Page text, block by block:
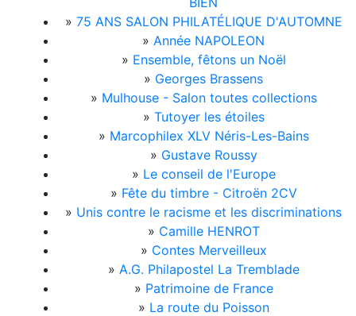
» 75 ANS SALON PHILATÉLIQUE D'AUTOMNE
» Année NAPOLEON
» Ensemble, fêtons un Noël
» Georges Brassens
» Mulhouse - Salon toutes collections
» Tutoyer les étoiles
» Marcophilex XLV Néris-Les-Bains
» Gustave Roussy
» Le conseil de l'Europe
» Fête du timbre - Citroën 2CV
» Unis contre le racisme et les discriminations
» Camille HENROT
» Contes Merveilleux
» A.G. Philapostel La Tremblade
» Patrimoine de France
» La route du Poisson